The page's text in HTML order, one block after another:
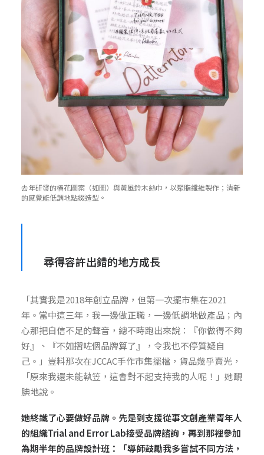
去年研發的樁花圖案（如圖）與黃風鈴木絲巾，以聚脂纖維製作；清新
的感覺能低調地點綴造型。
尋得容許出錯的地方成長
「其實我是2018年創立品牌，但第一次擺市集在2021
年。當中這三年，我一邊做正職，一邊低調地做產品；內
心那把自信不足的聲音，總不時跑出來說：『你做得不夠
好』、『不如摺咗個品牌算了』，令我也不停質疑自
己。」豈料那次在JCCAC手作市集擺檔，貨品幾乎賣光，
「原來我還未能執笠，這會對不起支持我的人呢！」她靦
腆地說。
她終鐵了心要做好品牌。先是到支援從事文創產業青年人
的組織Trial and Error Lab接受品牌諮詢 ，再到那裡參加
為期半年的品牌設計班 ：「導師鼓勵我多嘗試不同方法，